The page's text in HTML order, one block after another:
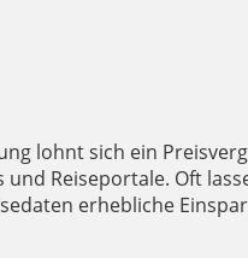
lohnt sich ein
Reiseportale. Oft
erhebliche